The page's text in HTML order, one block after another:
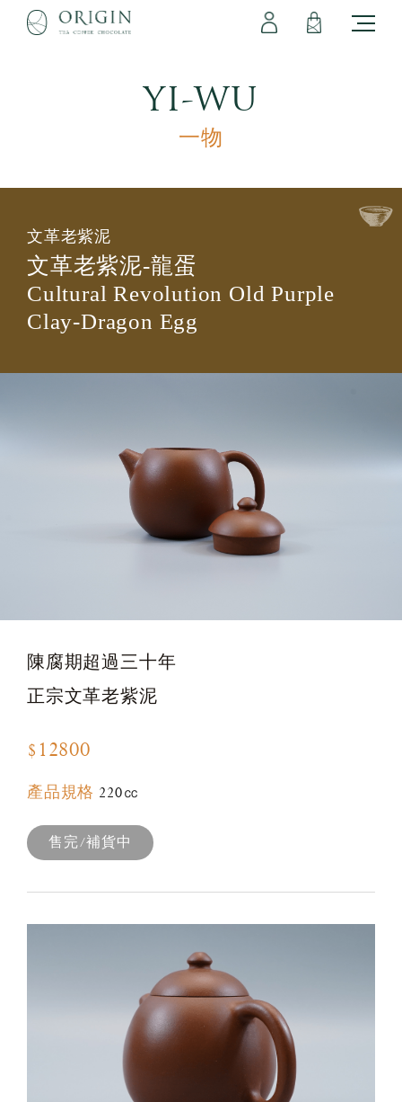
YI-WU
一物
文革老紫泥
文革老紫泥-龍蛋
Cultural Revolution Old Purple
Clay-Dragon Egg
陳腐期超過三十年
正宗文革老紫泥
$12800
產品規格 220㏄
售完/補貨中